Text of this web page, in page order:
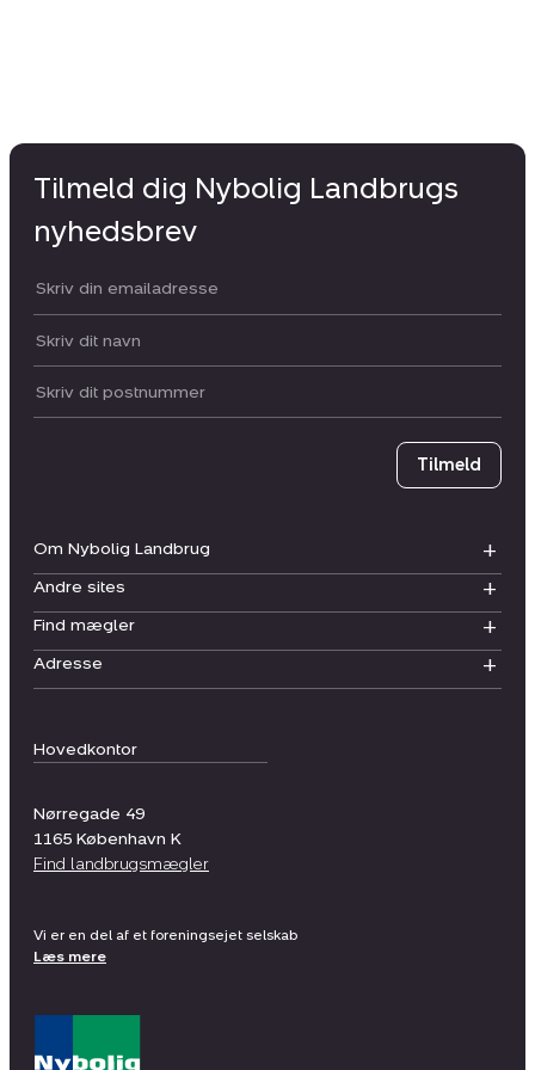
Hovedkontor
Nørregade 49
1165 København K
Find landbrugsmægler
Om Nybolig Landbrug
Andre sites
Find mægler
Adresse
Tilmeld dig Nybolig Landbrugs
nyhedsbrev
Din email:
Dit navn:
Postnummer
Tilmeld
Vi er en del af et foreningsejet selskab
Læs mere